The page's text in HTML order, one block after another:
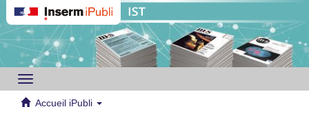
Toggle
navigation
Accueil iPubli